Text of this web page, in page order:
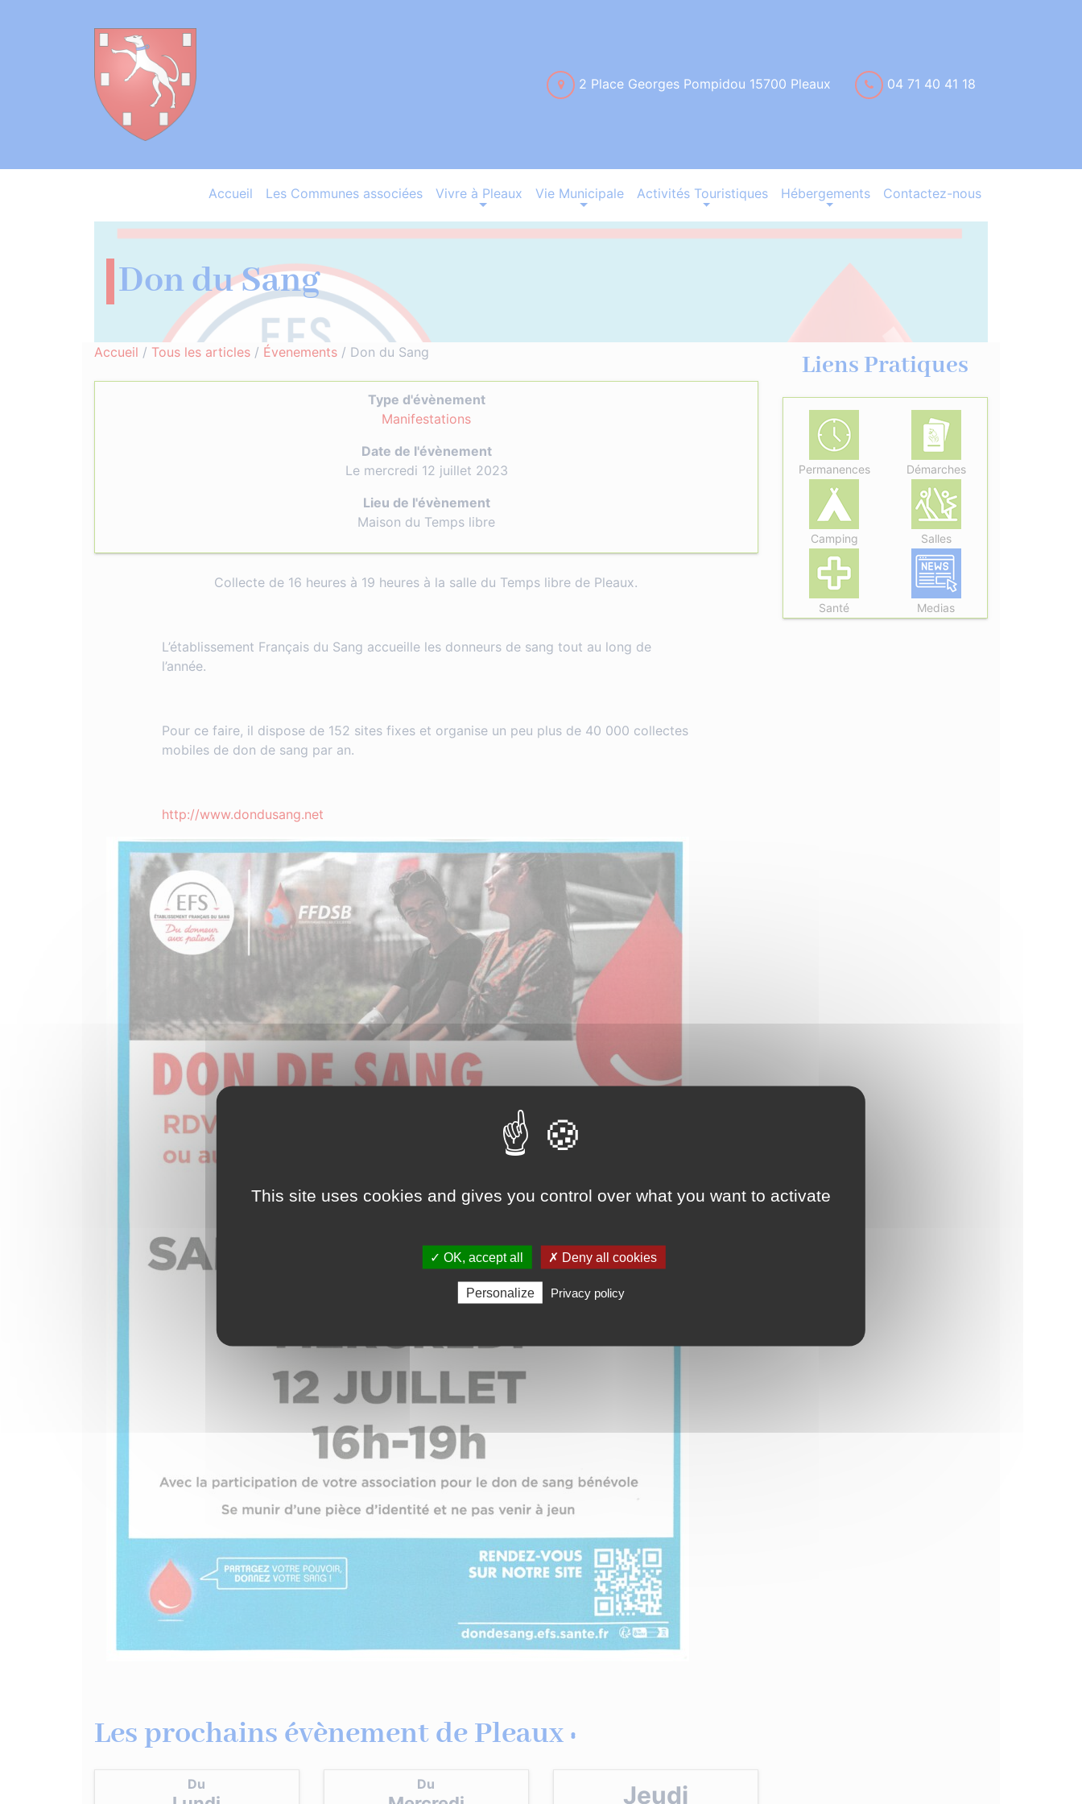
2 Place Georges Pompidou 15700 Pleaux 04 71 40 41 18
Accueil Les Communes associées Vivre à Pleaux Vie Municipale Activités Touristiques Hébergements Contactez-nous
Don du Sang
Accueil / Tous les articles / Évenements / Don du Sang
Type d'évènement
Manifestations
Date de l'évènement
Le mercredi 12 juillet 2023
Lieu de l'évènement
Maison du Temps libre
Collecte de 16 heures à 19 heures à la salle du Temps libre de Pleaux.
L’établissement Français du Sang accueille les donneurs de sang tout au long de
l’année.
Pour ce faire, il dispose de 152 sites fixes et organise un peu plus de 40 000 collectes
mobiles de don de sang par an.
http://www.dondusang.net
Les prochains évènement de Pleaux :
Du Du Jeudi
Liens Pratiques
Permanences Démarches
Camping Salles
Santé Medias
This site uses cookies and gives you control over what you want to activate
✓ OK, accept all ✗ Deny all cookies
Personalize Privacy policy